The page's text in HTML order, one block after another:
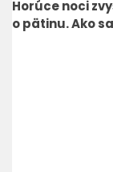
Horúce noci
o pätinu. Ako